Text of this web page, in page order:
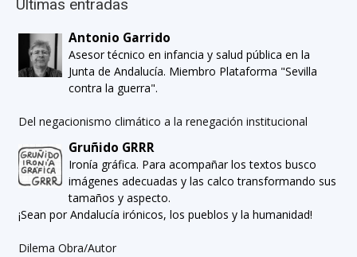
Últimas entradas
Antonio Garrido
Asesor técnico en infancia y salud pública en la
Junta de Andalucía. Miembro Plataforma "Sevilla
contra la guerra".
Del negacionismo climático a la renegación institucional
Gruñido GRRR
Ironía gráfica. Para acompañar los textos busco
imágenes adecuadas y las calco transformando sus
tamaños y aspecto.
¡Sean por Andalucía irónicos, los pueblos y la humanidad!
Dilema Obra/Autor